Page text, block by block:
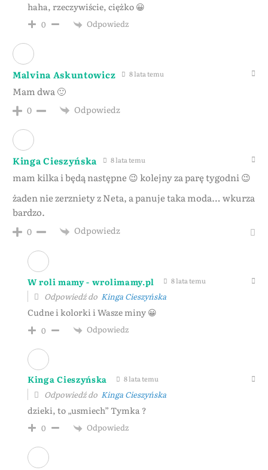
haha, rzeczywiście, ciężko 😀
0 Odpowiedz
Malvina Askuntowicz 8 lata temu
Mam dwa 🙂
0 Odpowiedz
Kinga Cieszyńska 8 lata temu
mam kilka i będą następne 😉 kolejny za parę tygodni 😉
żaden nie zerzniety z Neta, a panuje taka moda… wkurza
bardzo.
0 Odpowiedz
W roli mamy - wrolimamy.pl 8 lata temu
Odpowiedź do Kinga Cieszyńska
Cudne i kolorki i Wasze miny 😀
0 Odpowiedz
Kinga Cieszyńska 8 lata temu
Odpowiedź do Kinga Cieszyńska
dzieki, to „usmiech” Tymka ?
0 Odpowiedz